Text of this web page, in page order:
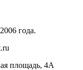
года.
площадь, 4А